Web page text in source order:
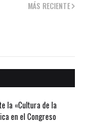
MÁS RECIENTE
la «Cultura de la
en el Congreso